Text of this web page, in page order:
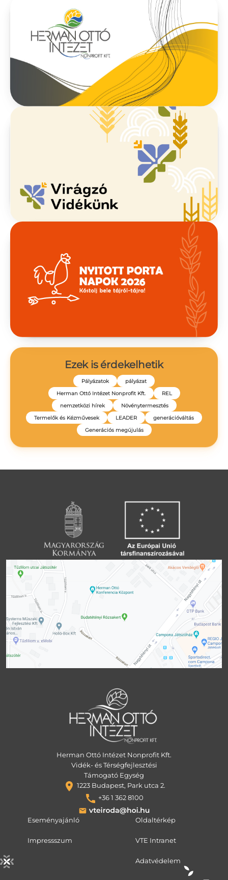
Ezek is érdekelhetik
Pályázatok
pályázat
Herman Ottó Intézet Nonprofit Kft.
REL
nemzetközi hírek
Növénytermesztés
Termelők és Kézművesek
LEADER
generációváltás
Generációs megújulás
Herman Ottó Intézet Nonprofit Kft.
Vidék- és Térségfejlesztési
Támogató Egység
1223 Budapest, Park utca 2.
+36 1 362 8100
Eseményajánló
Impressszum
Oldaltérkép
VTE Intranet
Adatvédelem